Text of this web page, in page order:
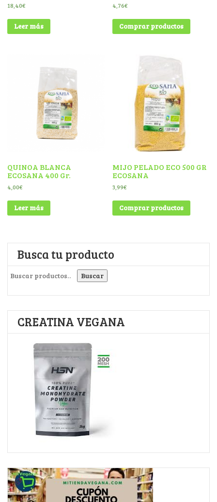
18,40€
Leer más
4,76€
Comprar productos
QUINOA BLANCA
ECOSANA 400 Gr.
4,00€
Leer más
MIJO PELADO ECO 500 GR
ECOSANA
3,99€
Comprar productos
Busca tu producto
Buscar
CREATINA VEGANA